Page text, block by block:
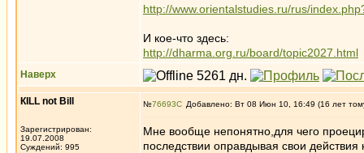
http://www.orientalstudies.ru/rus/
И кое-что здесь:
http://dharma.org.ru/board/topic2027.html
Наверх
КILL not Вill
Зарегистрирован:
19.07.2008
Суждений: 995
№76693 Добавлено: Вт 08 Июн 10, 16:49 (16 лет
Мне вообще непонятно,для чего
последствии оправдывая свои действия